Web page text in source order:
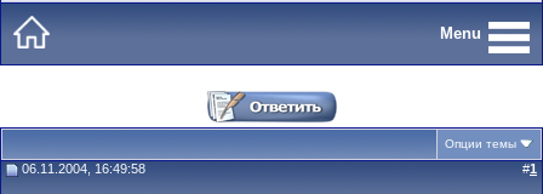
Menu
Опции темы
06.11.2004, 16:49:58 #1